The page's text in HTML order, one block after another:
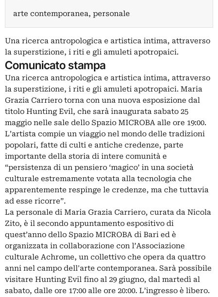
arte contemporanea, personale
Una ricerca antropologica e artistica intima, attraverso
la superstizione, i riti e gli amuleti apotropaici.
Comunicato stampa
Una ricerca antropologica e artistica intima, attraverso
la superstizione, i riti e gli amuleti apotropaici. Maria
Grazia Carriero torna con una nuova esposizione dal
titolo Hunting Evil, che sarà inaugurata sabato 25
maggio nelle sale dello Spazio MICROBA alle ore 19:00.
L’artista compie un viaggio nel mondo delle tradizioni
popolari, fatte di culti e antiche credenze, parte
importante della storia di intere comunità e
“persistenza di un pensiero ‘magico’ in una società
culturale estremamente votata alla tecnologia che
apparentemente respinge le credenze, ma che tuttavia
ad esse ricorre”.
La personale di Maria Grazia Carriero, curata da Nicola
Zito, è il secondo appuntamento espositivo di
quest’anno dello Spazio MICROBA di Bari ed è
organizzata in collaborazione con l’Associazione
culturale Achrome, un collettivo che opera da quattro
anni nel campo dell'arte contemporanea. Sarà possibile
visitare Hunting Evil fino al 29 giugno, dal martedì al
sabato, dalle ore 17:00 alle ore 20:00. L’ingresso è libero.